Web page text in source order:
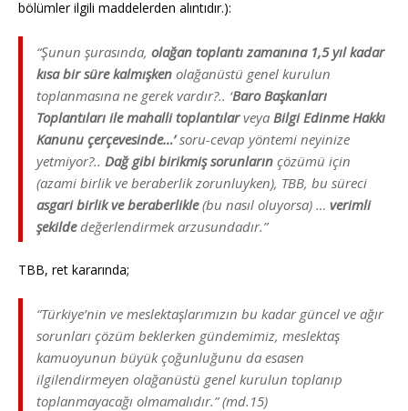
bölümler ilgili maddelerden alıntıdır.):
“Şunun şurasında, olağan toplantı zamanına 1,5 yıl kadar
kısa bir süre kalmışken olağanüstü genel kurulun
toplanmasına ne gerek vardır?.. ‘Baro Başkanları
Toplantıları ile mahalli toplantılarveya Bilgi Edinme Hakkı
Kanunu çerçevesinde…’soru-cevap yöntemi neyinize
yetmiyor?.. Dağ gibi birikmiş sorunların çözümü için
(azami birlik ve beraberlik zorunluyken), TBB, bu süreci
asgari birlik ve beraberlikle(bu nasıl oluyorsa) … verimli
şekildedeğerlendirmek arzusundadır.”
TBB, ret kararında;
“Türkiye’nin ve meslektaşlarımızın bu kadar güncel ve ağır
sorunları çözüm beklerken gündemimiz, meslektaş
kamuoyunun büyük çoğunluğunu da esasen
ilgilendirmeyen olağanüstü genel kurulun toplanıp
toplanmayacağı olmamalıdır.” (md.15)